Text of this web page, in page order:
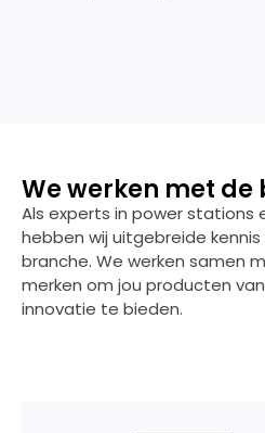
We werken met de
Als experts in power stations
hebben wij uitgebreide kennis
branche. We werken samen
merken om jou producten
innovatie te bieden.